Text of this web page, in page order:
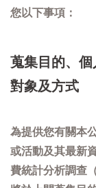
您以下事項：
蒐集目的、個
對象及方式
為提供您有關本
或活動及其最新
費統計分析調查